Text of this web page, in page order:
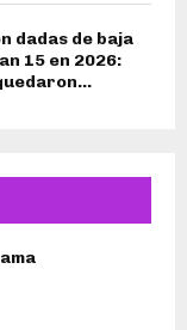
dadas de baja
15 en 2026: